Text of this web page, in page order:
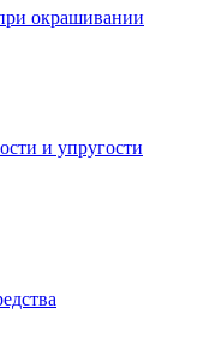
окрашивании
и упругости